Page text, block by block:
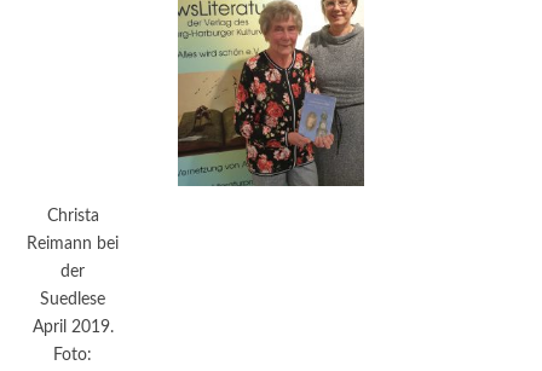
Christa
Reimann bei
der
Suedlese
April 2019.
Foto: